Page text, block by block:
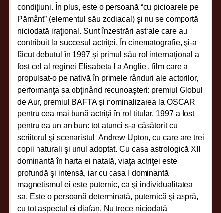
condiţiuni. În plus, este o persoană “cu picioarele pe
Pământ” (elementul său zodiacal) şi nu se comportă
niciodată iraţional. Sunt înzestrări astrale care au
contribuit la succesul actriţei. În cinematografie, şi-a
făcut debutul în 1997 şi primul său rol internaţional a
fost cel al reginei Elisabeta I a Angliei, film care a
propulsat-o pe nativă în primele rânduri ale actorilor,
performanţa sa obţinând recunoaşteri: premiul Globul
de Aur, premiul BAFTA şi nominalizarea la OSCAR
pentru cea mai bună actriţă în rol titular. 1997 a fost
pentru ea un an bun: tot atunci s-a căsătorit cu
scriitorul şi scenaristul Andrew Upton, cu care are trei
copii naturali şi unul adoptat. Cu casa astrologică XII
dominantă în harta ei natală, viaţa actriţei este
profundă şi intensă, iar cu casa I dominantă
magnetismul ei este puternic, ca şi individualitatea
sa. Este o persoană determinată, puternică şi aspră,
cu tot aspectul ei diafan. Nu trece niciodată